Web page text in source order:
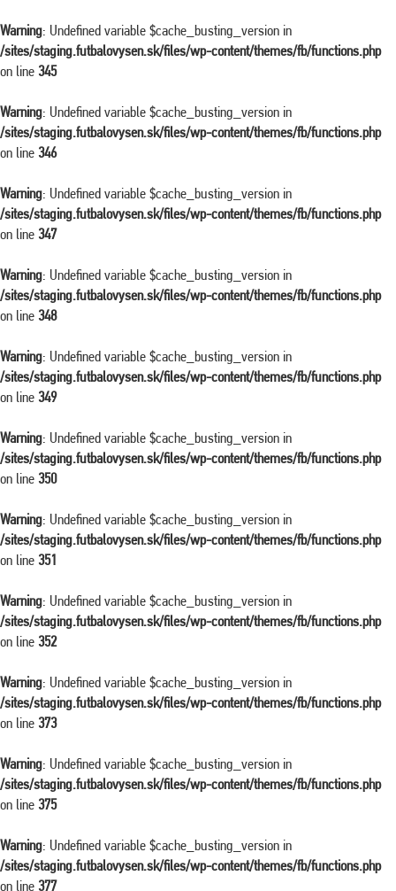
Warning: Undefined variable $cache_busting_version in
/sites/staging.futbalovysen.sk/files/wp-content/themes/fb/functions.php
on line 345
Warning: Undefined variable $cache_busting_version in
/sites/staging.futbalovysen.sk/files/wp-content/themes/fb/functions.php
on line 346
Warning: Undefined variable $cache_busting_version in
/sites/staging.futbalovysen.sk/files/wp-content/themes/fb/functions.php
on line 347
Warning: Undefined variable $cache_busting_version in
/sites/staging.futbalovysen.sk/files/wp-content/themes/fb/functions.php
on line 348
Warning: Undefined variable $cache_busting_version in
/sites/staging.futbalovysen.sk/files/wp-content/themes/fb/functions.php
on line 349
Warning: Undefined variable $cache_busting_version in
/sites/staging.futbalovysen.sk/files/wp-content/themes/fb/functions.php
on line 350
Warning: Undefined variable $cache_busting_version in
/sites/staging.futbalovysen.sk/files/wp-content/themes/fb/functions.php
on line 351
Warning: Undefined variable $cache_busting_version in
/sites/staging.futbalovysen.sk/files/wp-content/themes/fb/functions.php
on line 352
Warning: Undefined variable $cache_busting_version in
/sites/staging.futbalovysen.sk/files/wp-content/themes/fb/functions.php
on line 373
Warning: Undefined variable $cache_busting_version in
/sites/staging.futbalovysen.sk/files/wp-content/themes/fb/functions.php
on line 375
Warning: Undefined variable $cache_busting_version in
/sites/staging.futbalovysen.sk/files/wp-content/themes/fb/functions.php
on line 377